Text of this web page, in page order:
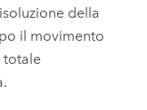
della
il movimento
totale